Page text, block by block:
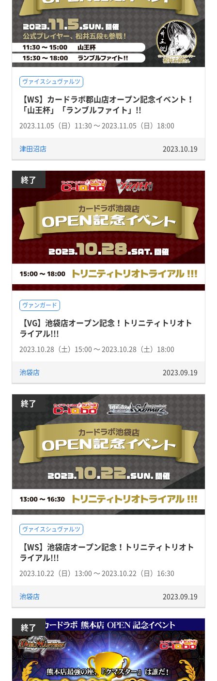
ヴァイスシュヴァルツ
【WS】カードラボ郡山店オープン記念イベント！
「山王杯」「ランブルファイト」!!
2023.11.05（日）11:30 〜 2023.11.05（日）18:00
津田沼店 2023.10.19
終了
ヴァンガード
【VG】池袋店オープン記念！トリニティトリオト
ライアル!!!
2023.10.28（土）15:00 〜 2023.10.28（土）18:00
池袋店 2023.09.19
終了
ヴァイスシュヴァルツ
【WS】池袋店オープン記念！トリニティトリオト
ライアル!!!
2023.10.22（日）13:00 〜 2023.10.22（日）16:30
池袋店 2023.09.19
終了